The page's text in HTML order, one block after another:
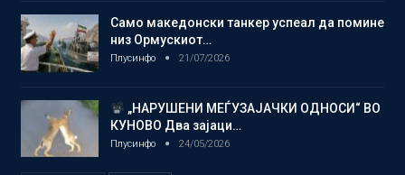
Само македонски танкер успеал да помине
низ Ормускиот…
Плусинфо 21/07/2026
„НАРУШЕНИ МЕЃУЗАЈАЧКИ ОДНОСИ“ ВО
КУНОВО Два зајаци…
Плусинфо 24/05/2026